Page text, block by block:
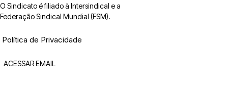
O Sindicato é filiado à Intersindical e a
Federação Sindical Mundial (FSM).
Política de Privacidade
ACESSAR EMAIL